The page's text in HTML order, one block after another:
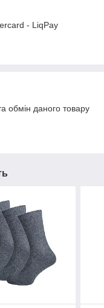
- LiqPay
обмін даного товару